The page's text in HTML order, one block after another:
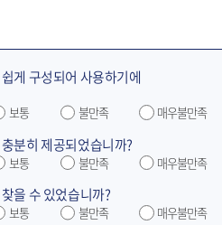
게 구성되어 사용하기에
보통 불만족 매우불만족
분히 제공되었습니까?
보통 불만족 매우불만족
을 수 있었습니까?
보통 불만족 매우불만족